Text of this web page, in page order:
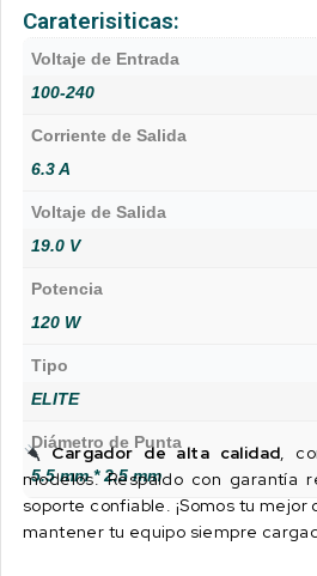
Caraterisiticas:
Voltaje de Entrada
100-240
Corriente de Salida
6.3 A
Voltaje de Salida
19.0 V
Potencia
120 W
Tipo
ELITE
Diámetro de Punta
5.5 mm * 2.5 mm
Cargador de alta calidad,
modelos. Respaldo con garantía
soporte confiable. ¡Somos tu mejor
mantener tu equipo siempre